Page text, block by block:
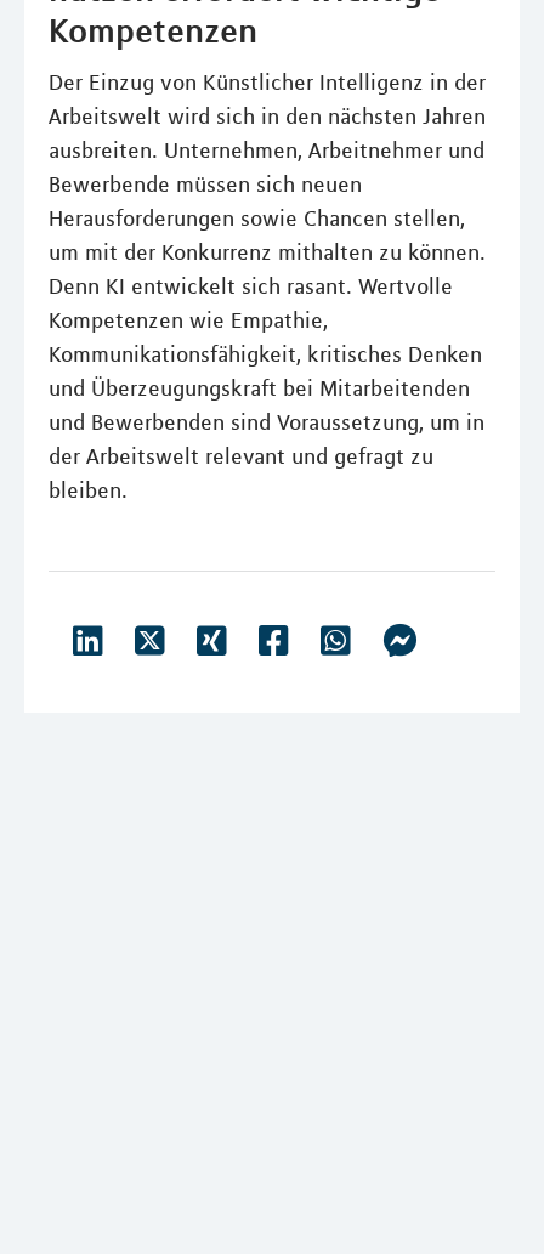
Kompetenzen
Der Einzug von Künstlicher Intelligenz in der
Arbeitswelt wird sich in den nächsten Jahren
ausbreiten. Unternehmen, Arbeitnehmer und
Bewerbende müssen sich neuen
Herausforderungen sowie Chancen stellen,
um mit der Konkurrenz mithalten zu können.
Denn KI entwickelt sich rasant. Wertvolle
Kompetenzen wie Empathie,
Kommunikationsfähigkeit, kritisches Denken
und Überzeugungskraft bei Mitarbeitenden
und Bewerbenden sind Voraussetzung, um in
der Arbeitswelt relevant und gefragt zu
bleiben.